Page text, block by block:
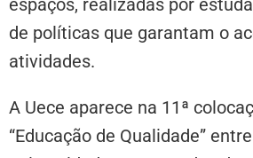
de políticas que garantam o
atividades.
A Uece aparece na 11ª
“Educação de Qualidade”